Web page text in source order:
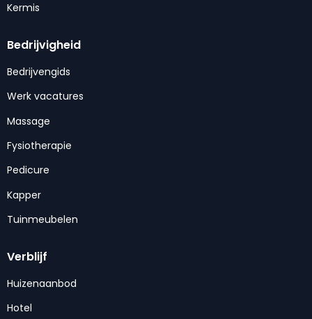
Kermis
Bedrijvigheid
Bedrijvengids
Werk vacatures
Massage
Fysiotherapie
Pedicure
Kapper
Tuinmeubelen
Verblijf
Huizenaanbod
Hotel